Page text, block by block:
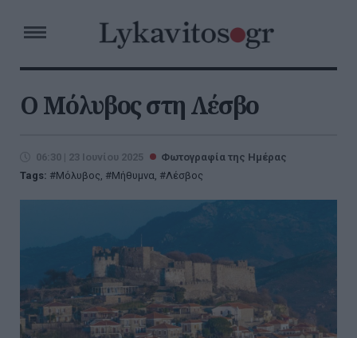
Ο Μόλυβος στη Λέσβο
06:30 | 23 Ιουνίου 2025
Φωτογραφία της Ημέρας
Tags:
Μόλυβος, Μήθυμνα, Λέσβος